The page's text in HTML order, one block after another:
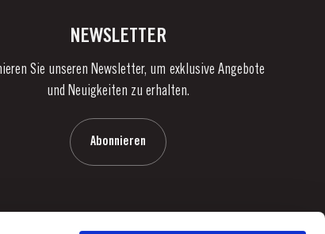
NEWSLETTER
Sie unseren Newsletter, um exklusive Angebote
und Neuigkeiten zu erhalten.
Abonnieren